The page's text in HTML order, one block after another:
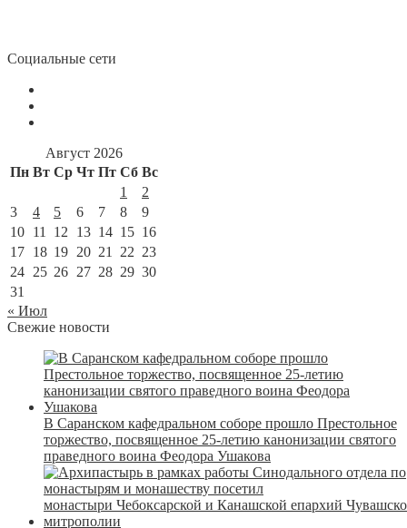
Социальные сети
Август 2026
Пн Вт Ср Чт Пт Сб Вс
1
2
3
4 5 6 7 8
9
10 11 12 13 14 15 16
17 18 19 20 21 22 23
24 25 26 27 28 29 30
31
« Июл
Свежие новости
В Саранском кафедральном соборе прошло Престольное
торжество, посвященное 25-летию канонизации святого
праведного воина Феодора Ушакова